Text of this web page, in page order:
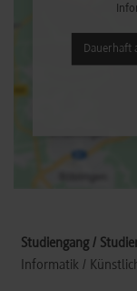
Dauerhaft
Informatik /